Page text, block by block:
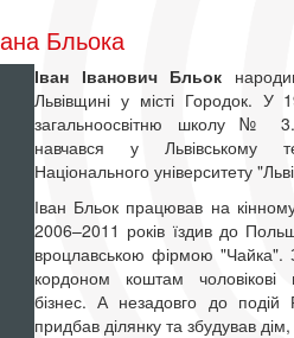
Бльока
Іван Іванович Бльок
Львівщині у місті Городок. У
загальноосвітню школу №
навчався у Львівському
Національного університету
Іван Бльок працював на
2006–2011 років їздив до
вроцлавською фірмою "Чайка".
кордоном коштам чоловікові
бізнес. А незадовго до подій
придбав ділянку та збудував